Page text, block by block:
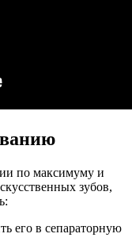
по максимуму и
зубов,
его в сепараторную